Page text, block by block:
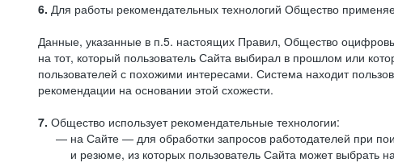
6. Для работы рекомендательных технологий Общество
Данные, указанные в п.5. настоящих Правил, Общество
на тот, который пользователь Сайта выбирал в прошлом или
пользователей с похожими интересами. Система находит
рекомендации на основании этой схожести.
7. Общество использует рекомендательные технологии:
на Сайте — для обработки запросов работодателей при
и резюме, из которых пользователь Сайта может выбрать